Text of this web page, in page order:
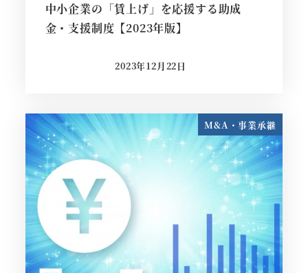
中小企業の「賃上げ」を応援する助成
金・支援制度【2023年版】
投稿日
2023年12月22日
M&A・事業承継